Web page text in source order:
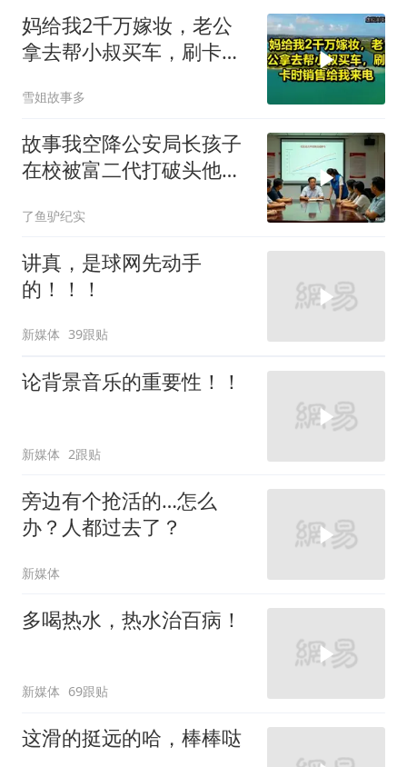
妈给我2千万嫁妆，老公
拿去帮小叔买车，刷卡时
雪姐故事多
故事我空降公安局长孩子
在校被富二代打破头他爹
了鱼驴纪实
讲真，是球网先动手
的！！！
新媒体 39跟贴
论背景音乐的重要性！！
新媒体 2跟贴
旁边有个抢活的…怎么
办？人都过去了？
新媒体
多喝热水，热水治百病！
新媒体 69跟贴
这滑的挺远的哈，棒棒哒